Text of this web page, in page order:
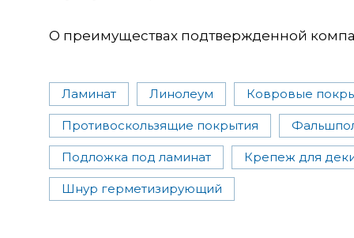
О преимуществах подтвержденной
Ламинат Линолеум Ковровые
Противоскользящие покрытия
Подложка под ламинат Крепеж для
Шнур герметизирующий